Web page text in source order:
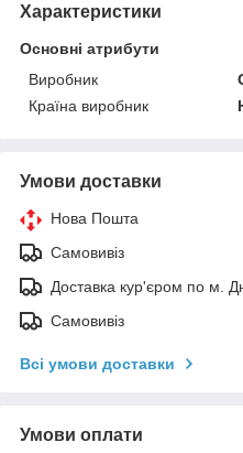
Характеристики
Основні атрибути
Виробник
Країна виробник
Умови доставки
Нова Пошта
Самовивіз
Доставка кур'єром по м.
Самовивіз
Всі умови доставки
Умови оплати